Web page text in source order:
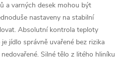
a varných desek mohou být
nastaveny na stabilní
Absolutní kontrola teploty
jídlo správně uvařené bez rizika
Silné tělo z litého hliníku